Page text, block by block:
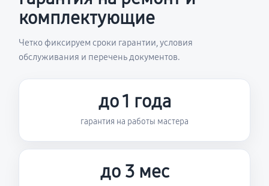
комплектующие
Четко фиксируем сроки гарантии, условия
обслуживания и перечень документов.
до 1 года
гарантия на работы мастера
до 3 мес